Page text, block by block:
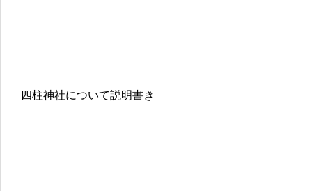
四柱神社について説明書き